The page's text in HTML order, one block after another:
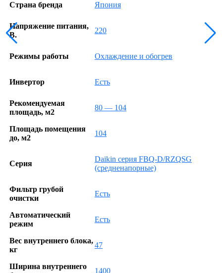
Страна бренда Япония
Напряжение питания,
В.
220
Режимы работы Охлаждение и обогрев
Инвертор Есть
Рекомендуемая
площадь, м2
80 — 104
Площадь помещения
до, м2
104
Серия
Daikin серия FBQ-D/RZQSG
(средненапорные)
Фильтр грубой
очистки
Есть
Автоматический
режим
Есть
Вес внутреннего блока,
кг
47
Ширина внутреннего
1400